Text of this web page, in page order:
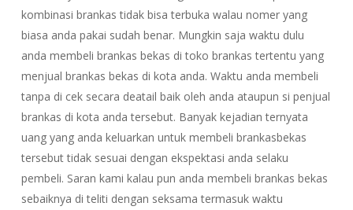
kombinasi brankas tidak bisa terbuka walau nomer yang
biasa anda pakai sudah benar. Mungkin saja waktu dulu
anda membeli brankas bekas di toko brankas tertentu yang
menjual brankas bekas di kota anda. Waktu anda membeli
tanpa di cek secara deatail baik oleh anda ataupun si penjual
brankas di kota anda tersebut. Banyak kejadian ternyata
uang yang anda keluarkan untuk membeli brankasbekas
tersebut tidak sesuai dengan ekspektasi anda selaku
pembeli. Saran kami kalau pun anda membeli brankas bekas
sebaiknya di teliti dengan seksama termasuk waktu